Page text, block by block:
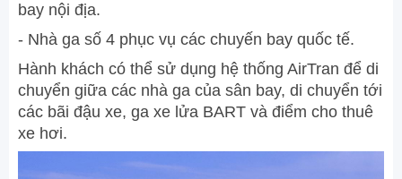
bay nội địa.
- Nhà ga số 4 phục vụ các chuyến bay quốc tế.
Hành khách có thể sử dụng hệ thống AirTran để di
chuyển giữa các nhà ga của sân bay, di chuyển tới
các bãi đậu xe, ga xe lửa BART và điểm cho thuê
xe hơi.